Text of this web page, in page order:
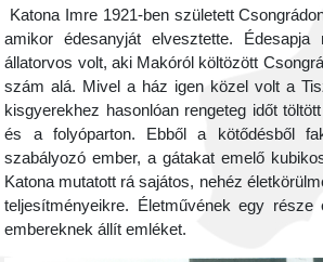
Katona Imre 1921-ben született
amikor édesanyját elvesztette. Édesapja
állatorvos volt, aki Makóról költözött
szám alá. Mivel a ház igen közel volt a
kisgyerekhez hasonlóan rengeteg időt
és a folyóparton. Ebből a kötődésből
szabályozó ember, a gátakat emelő
Katona mutatott rá sajátos, nehéz
teljesítményeikre. Életművének egy
embereknek állít emléket.